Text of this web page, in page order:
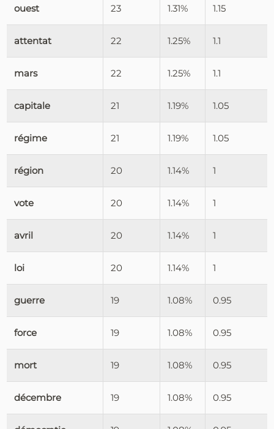
ouest 23 1.31% 1.15
attentat 22 1.25% 1.1
mars 22 1.25% 1.1
capitale 21 1.19% 1.05
régime 21 1.19% 1.05
région 20 1.14% 1
vote 20 1.14% 1
avril 20 1.14% 1
loi 20 1.14% 1
guerre 19 1.08% 0.95
force 19 1.08% 0.95
mort 19 1.08% 0.95
décembre 19 1.08% 0.95